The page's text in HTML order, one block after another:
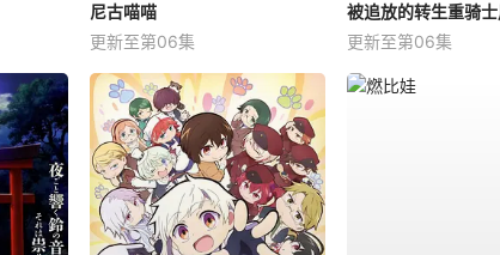
尼古喵喵
更新至第06集
更新至第06集